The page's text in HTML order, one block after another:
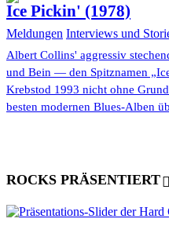
Ice Pickin' (1978)
Meldungen Interviews und
Albert Collins' aggressiv
und Bein — den Spitznamen
Krebstod 1993 nicht ohne
besten modernen Blues-Alben
ROCKS PRÄSENTIERT